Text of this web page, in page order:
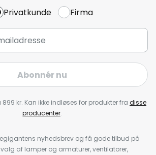
Privatkunde Firma
Abonnér nu
kr. Kan ikke indløses for produkter fra disse
producenter.
nyhedsbrev og få gode tilbud på
af lamper og armaturer, ventilatorer,